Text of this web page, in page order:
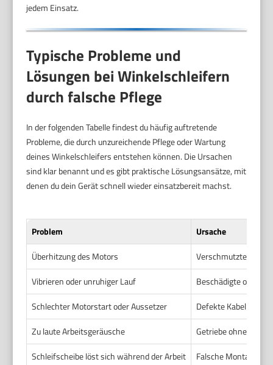
jedem Einsatz.
Typische Probleme und
Lösungen bei Winkelschleifern
durch falsche Pflege
In der folgenden Tabelle findest du häufig auftretende
Probleme, die durch unzureichende Pflege oder Wartung
deines Winkelschleifers entstehen können. Die Ursachen
sind klar benannt und es gibt praktische Lösungsansätze, mit
denen du dein Gerät schnell wieder einsatzbereit machst.
Problem
Ursache
Überhitzung des Motors
Verschmutzte
Vibrieren oder unruhiger Lauf
Beschädigte oder
Schlechter Motorstart oder Aussetzer
Defekte Kabel oder
Zu laute Arbeitsgeräusche
Getriebe ohne
Schleifscheibe löst sich während der Arbeit
Falsche Montage